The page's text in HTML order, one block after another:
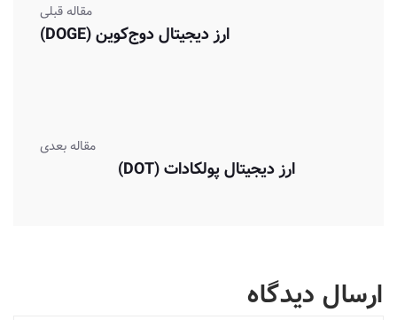
مقاله قبلی
ارز دیجیتال دوج‌کوین (DOGE)
مقاله بعدی
ارز دیجیتال پولکادات (DOT)
ارسال دیدگاه